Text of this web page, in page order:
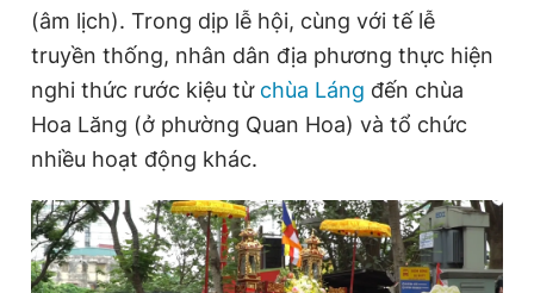
(âm lịch). Trong dịp lễ hội, cùng với tế lễ
truyền thống, nhân dân địa phương thực hiện
nghi thức rước kiệu từ chùa Láng đến chùa
Hoa Lăng (ở phường Quan Hoa) và tổ chức
nhiều hoạt động khác.